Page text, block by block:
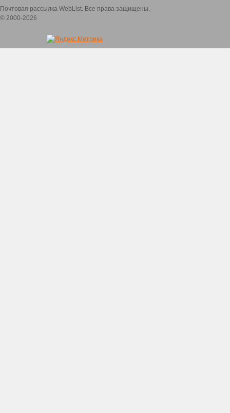
Почтовая рассылка WebList. Все права защищены.
© 2000-2026